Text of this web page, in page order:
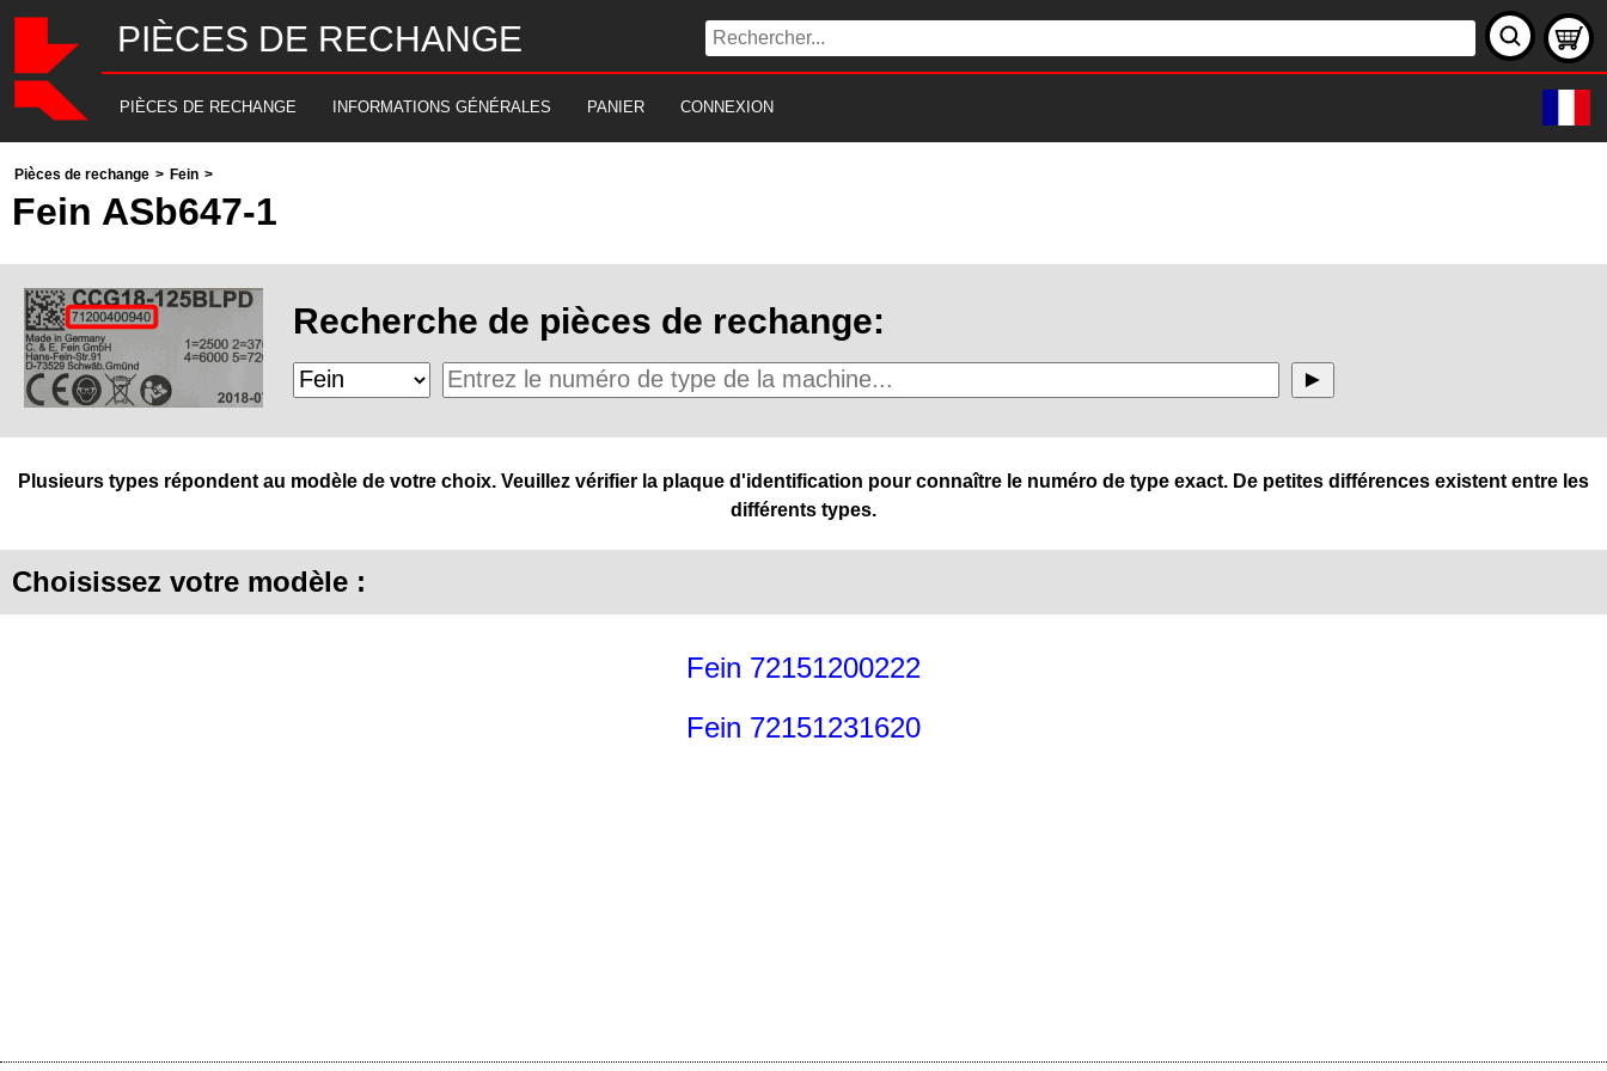
PIÈCES DE RECHANGE
PIÈCES DE RECHANGE INFORMATIONS GÉNÉRALES PANIER CONNEXION
Pièces de rechange > Fein >
Fein ASb647-1
Recherche de pièces de rechange:
Plusieurs types répondent au modèle de votre choix. Veuillez vérifier la plaque d'identification pour connaître le numéro de type exact. De petites différences existent entre les
différents types.
Choisissez votre modèle :
Fein 72151200222
Fein 72151231620